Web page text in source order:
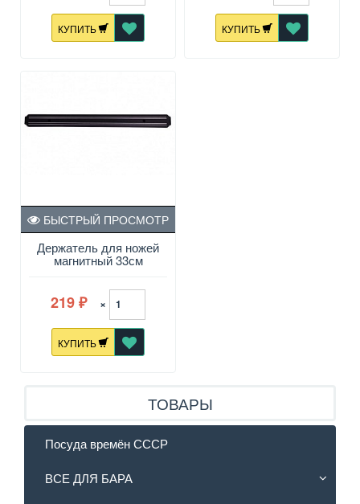
КУПИТЬ КУПИТЬ
Держатель для ножей
магнитный 33см
БЫСТРЫЙ ПРОСМОТР
219 ₽ ×
КУПИТЬ
ТОВАРЫ
Посуда времён СССР
ВСЕ ДЛЯ БАРА